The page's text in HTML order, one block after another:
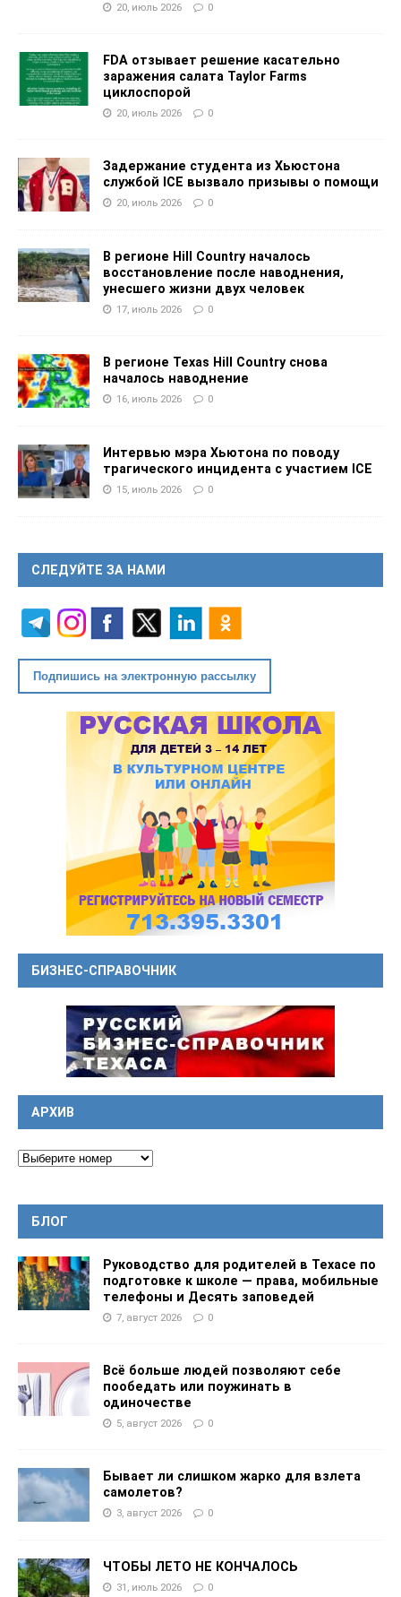
20, июль 2026 0
FDA отзывает решение касательно
заражения салата Taylor Farms
циклоспорой
20, июль 2026 0
Задержание студента из Хьюстона
службой ICE вызвало призывы о помощи
20, июль 2026 0
В регионе Hill Country началось
восстановление после наводнения,
унесшего жизни двух человек
17, июль 2026 0
В регионе Texas Hill Country снова
началось наводнение
16, июль 2026 0
Интервью мэра Хьютона по поводу
трагического инцидента с участием ICE
15, июль 2026 0
СЛЕДУЙТЕ ЗА НАМИ
Подпишись на электронную рассылку
БИЗНЕС-СПРАВОЧНИК
АРХИВ
БЛОГ
Руководство для родителей в Техасе по
подготовке к школе — права, мобильные
телефоны и Десять заповедей
7, август 2026 0
Всё больше людей позволяют себе
пообедать или поужинать в
одиночестве
5, август 2026 0
Бывает ли слишком жарко для взлета
самолетов?
3, август 2026 0
ЧТОБЫ ЛЕТО НЕ КОНЧАЛОСЬ
31, июль 2026 0